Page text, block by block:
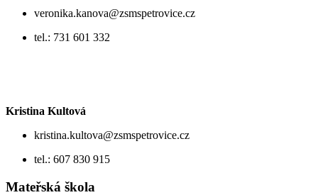
veronika.kanova@zsmspetrovice.cz
tel.: 731 601 332
Kristina Kultová
kristina.kultova@zsmspetrovice.cz
tel.: 607 830 915
Mateřská škola